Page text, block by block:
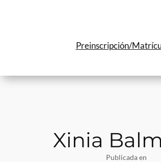
Preinscripción/
Xinia
Publicada en